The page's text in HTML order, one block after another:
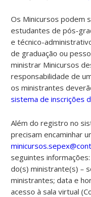
Os Minicursos podem
estudantes de pós-
e técnico-
de graduação ou
ministrar Minicursos
responsabilidade de
os ministrantes
sistema de inscrições
Além do registro no
precisam encaminhar
seguintes
do(s) ministrante(s) –
ministrantes; data e
acesso à sala virtual